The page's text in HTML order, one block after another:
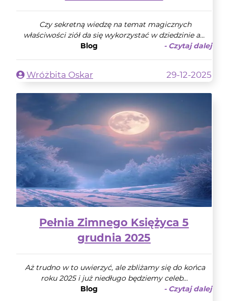
Czy sekretną wiedzę na temat magicznych
właściwości ziół da się wykorzystać w dziedzinie a...
Blog
- Czytaj dalej
Wróżbita Oskar 29-12-2025
Pełnia Zimnego Księżyca 5
grudnia 2025
Aż trudno w to uwierzyć, ale zbliżamy się do końca
roku 2025 i już niedługo będziemy celeb...
Blog
- Czytaj dalej